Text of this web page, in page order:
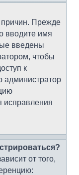
причин. Прежде
вводите имя
введены
чтобы
к
администратор
исправления
от того,